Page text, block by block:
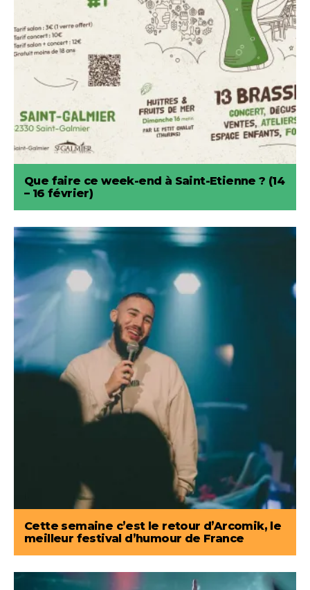
Que faire ce week-end à Saint-Etienne ? (14
– 16 février)
Cette semaine c’est le retour d’Arcomik, le
meilleur festival d’humour de France